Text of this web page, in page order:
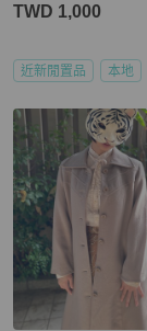
TWD 1,000
近新閒置品 本地